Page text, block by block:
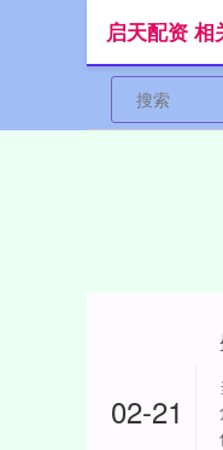
启天配资 相
02-21